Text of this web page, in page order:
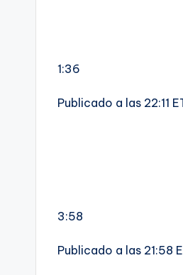
1:36
Publicado a las 22:11
3:58
Publicado a las 21:58